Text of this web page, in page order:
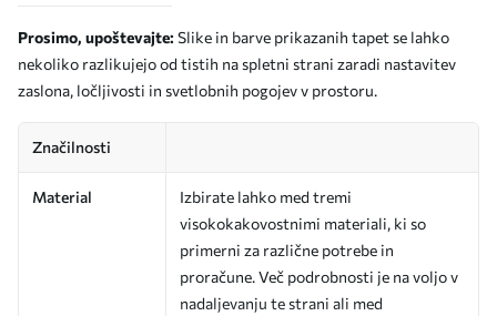
Prosimo, upoštevajte: Slike in barve prikazanih tapet se lahko
nekoliko razlikujejo od tistih na spletni strani zaradi nastavitev
zaslona, ločljivosti in svetlobnih pogojev v prostoru.
Značilnosti
Material
Izbirate lahko med tremi
visokokakovostnimi materiali, ki so
primerni za različne potrebe in
proračune. Več podrobnosti je na voljo v
nadaljevanju te strani ali med